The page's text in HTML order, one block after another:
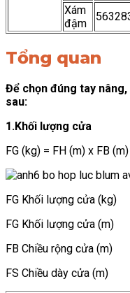
Xám
đậm
Tổng quan
Để chọn đúng tay
sau:
1.Khối lượng cửa
FG (kg) = FH (m) x FB
FG Khối lượng cửa (kg)
FG Khối lượng cửa (m)
FB Chiều rộng cửa (m)
FS Chiều dày cửa (m)